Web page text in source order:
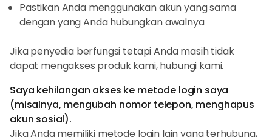
Pastikan Anda menggunakan akun yang sama
dengan yang Anda hubungkan awalnya
Jika penyedia berfungsi tetapi Anda masih tidak
dapat mengakses produk kami, hubungi kami.
Saya kehilangan akses ke metode login saya
(misalnya, mengubah nomor telepon, menghapus
akun sosial).
Jika Anda memiliki metode login lain yang terhubung,